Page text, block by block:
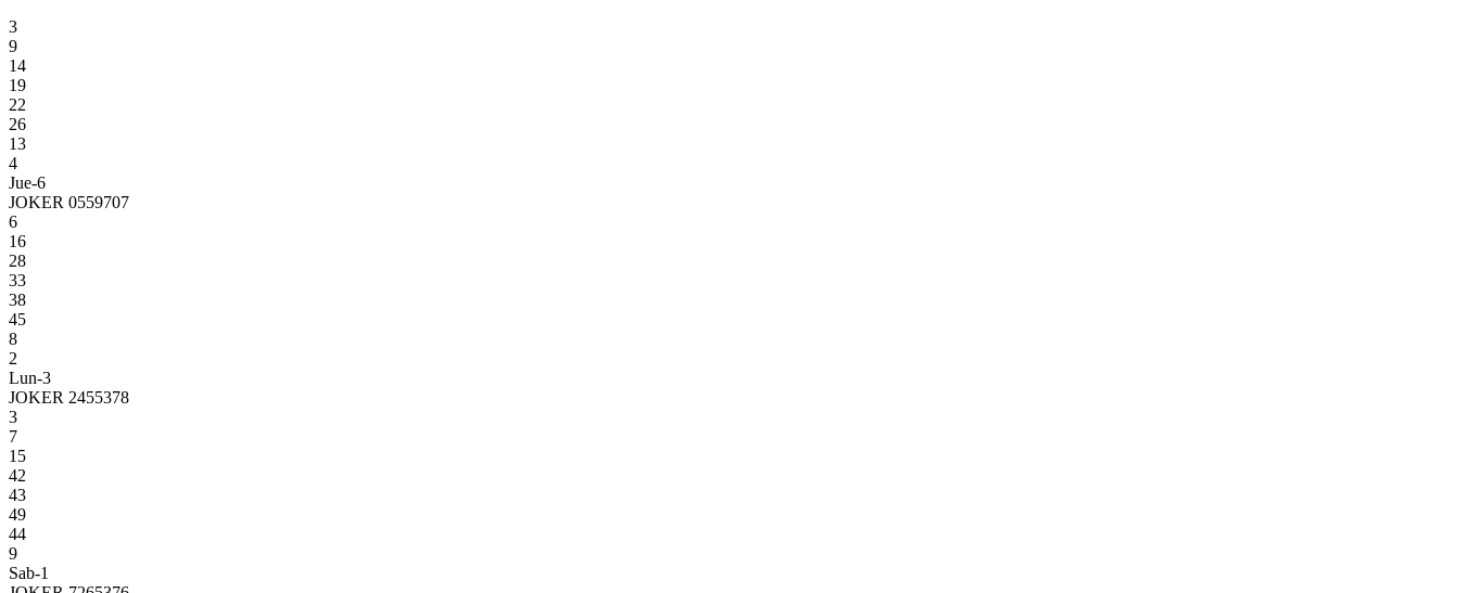
3
9
14
19
22
26
13
4
Jue-6
JOKER 0559707
6
16
28
33
38
45
8
2
Lun-3
JOKER 2455378
3
7
15
42
43
49
44
9
Sab-1